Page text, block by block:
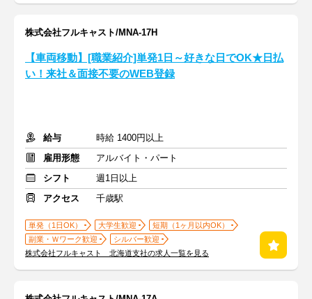
株式会社フルキャスト/MNA-17H
【車両移動】[職業紹介]単発1日～好きな日でOK★日払
い！来社＆面接不要のWEB登録
給与
時給 1400円以上
雇用形態
アルバイト・パート
シフト
週1日以上
アクセス
千歳駅
単発（1日OK） 大学生歓迎
短期（1ヶ月以内OK）
副業・Ｗワーク歓迎
シルバー歓迎
株式会社フルキャスト 北海道支社の求人一覧を見る